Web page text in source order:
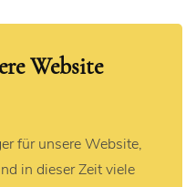
Website
für unsere Website,
in dieser Zeit viele